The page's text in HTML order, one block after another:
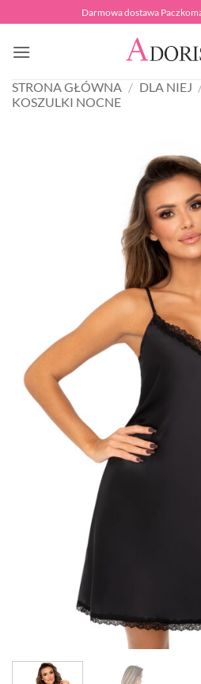
do
zawartości
Darmowa dostawa
STRONA GŁÓWNA / DLA NIEJ
KOSZULKI NOCNE